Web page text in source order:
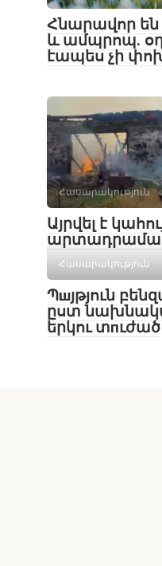
Հնարավոր
և ամպրոպ․
էապես չի
Հասարակություն
Այրվել է
Հասարակություն
Պшյթյուն
ըստ
երկու տпւժած